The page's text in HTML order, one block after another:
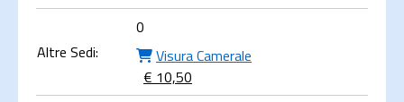
Altre Sedi:
0
Visura Camerale
€ 10,50